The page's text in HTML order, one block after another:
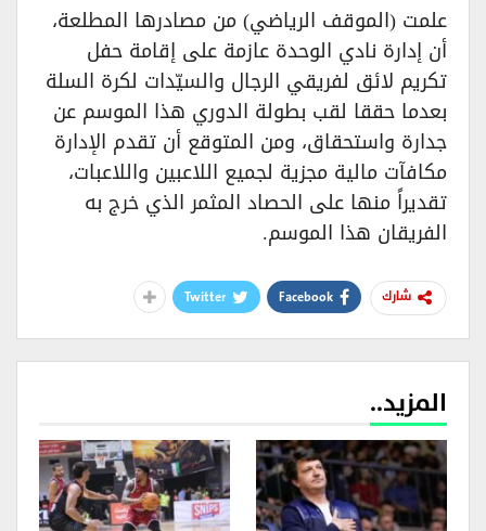
علمت (الموقف الرياضي) من مصادرها المطلعة،
أن إدارة نادي الوحدة عازمة على إقامة حفل
تكريم لائق لفريقي الرجال والسيّدات لكرة السلة
بعدما حققا لقب بطولة الدوري هذا الموسم عن
جدارة واستحقاق، ومن المتوقع أن تقدم الإدارة
مكافآت مالية مجزية لجميع اللاعبين واللاعبات،
تقديراً منها على الحصاد المثمر الذي خرج به
الفريقان هذا الموسم.
شارك Facebook
Twitter
المزيد..